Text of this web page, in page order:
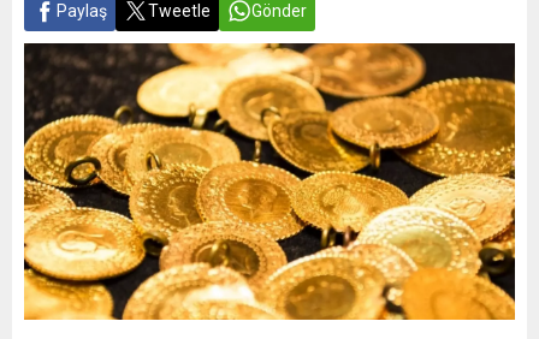
Paylaş Tweetle Gönder